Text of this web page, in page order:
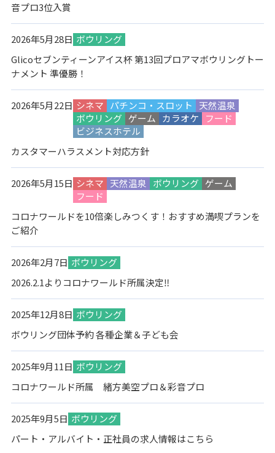
音プロ3位入賞
2026年5月28日 ボウリング
Glicoセブンティーンアイス杯 第13回プロアマボウリングトー
ナメント 準優勝！
2026年5月22日 シネマ パチンコ・スロット
天然温泉
ボウリング ゲーム カラオケ
フード
ビジネスホテル
カスタマーハラスメント対応方針
2026年5月15日 シネマ 天然温泉 ボウリング ゲーム
フード
コロナワールドを10倍楽しみつくす！おすすめ満喫プランを
ご紹介
2026年2月7日 ボウリング
2026.2.1よりコロナワールド所属決定‼
2025年12月8日 ボウリング
ボウリング団体予約 各種企業＆子ども会
2025年9月11日 ボウリング
コロナワールド所属 緒方美空プロ＆彩音プロ
2025年9月5日 ボウリング
パート・アルバイト・正社員の求人情報はこちら